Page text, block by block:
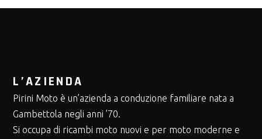
L’AZIENDA
Pirini Moto è un’azienda a conduzione familiare nata a
Gambettola negli anni ’70.
Si occupa di ricambi moto nuovi e per moto moderne e